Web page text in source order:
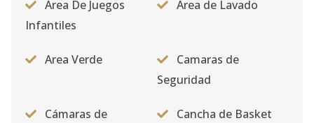
Area De Juegos
Infantiles
Area de Lavado
Area Verde
Camaras de
Seguridad
Cámaras de
Cancha de Basket